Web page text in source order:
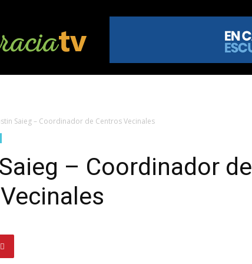
Saieg – Coordinador de Centros Vecinales
– Coordinador de